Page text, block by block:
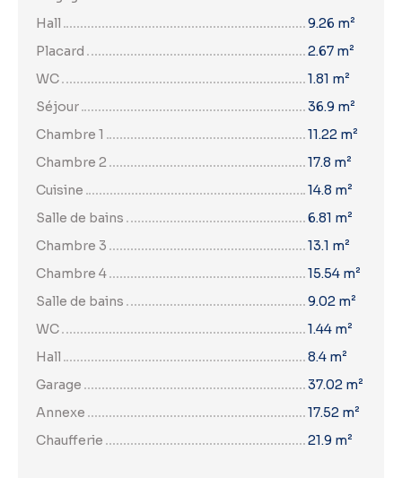
Hall
9.26 m²
Placard
2.67 m²
WC
1.81 m²
Séjour
36.9 m²
Chambre 1
11.22 m²
Chambre 2
17.8 m²
Cuisine
14.8 m²
Salle de bains
6.81 m²
Chambre 3
13.1 m²
Chambre 4
15.54 m²
Salle de bains
9.02 m²
WC
1.44 m²
Hall
8.4 m²
Garage
37.02 m²
Annexe
17.52 m²
Chaufferie
21.9 m²